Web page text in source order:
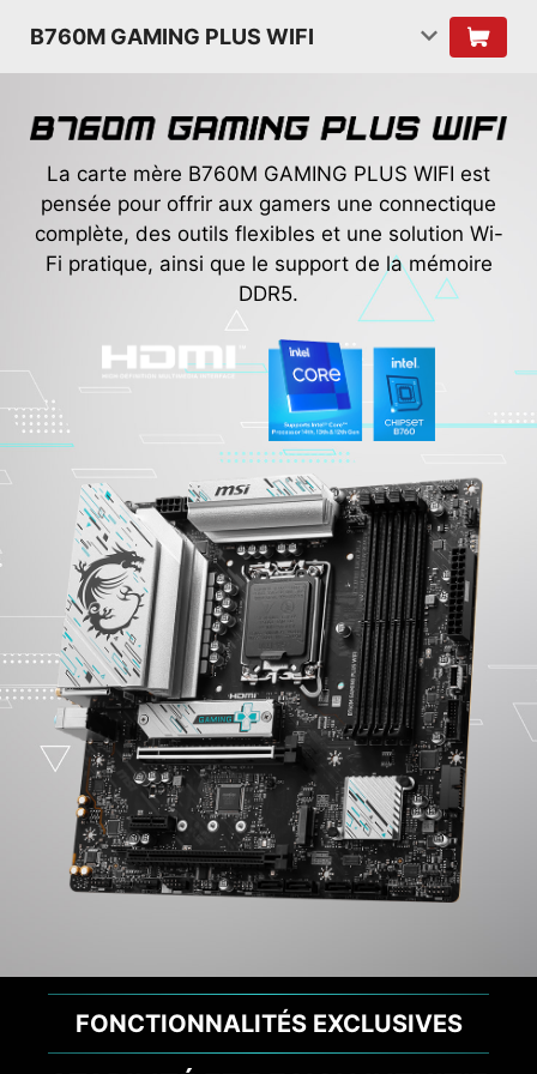
B760M GAMING PLUS WIFI
La carte mère B760M GAMING PLUS WIFI est
pensée pour offrir aux gamers une connectique
complète, des outils flexibles et une solution Wi-
Fi pratique, ainsi que le support de la mémoire
DDR5.
FONCTIONNALITÉS EXCLUSIVES